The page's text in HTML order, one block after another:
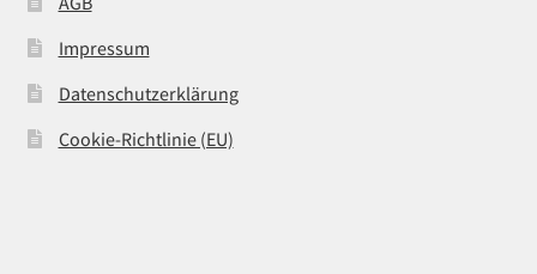
Impressum
Datenschutzerklärung
Cookie-Richtlinie (EU)